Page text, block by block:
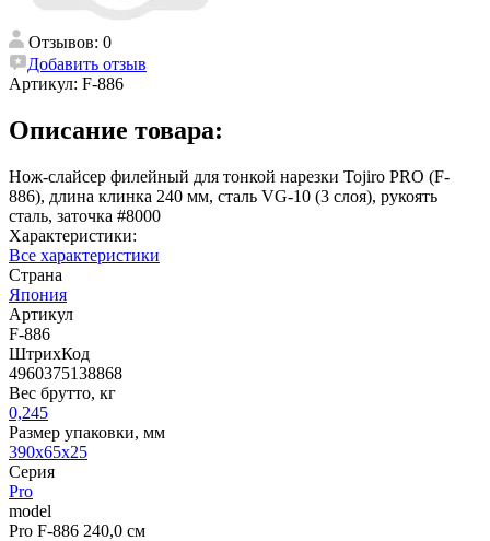
Отзывов: 0
Добавить отзыв
Артикул: F-886
Описание товара:
Нож-слайсер филейный для тонкой нарезки Tojiro PRO (F-
886), длина клинка 240 мм, сталь VG-10 (3 слоя), рукоять
сталь, заточка #8000
Характеристики:
Все характеристики
Страна
Япония
Артикул
F-886
ШтрихКод
4960375138868
Вес брутто, кг
0,245
Размер упаковки, мм
390x65x25
Серия
Pro
model
Pro F-886 240,0 см